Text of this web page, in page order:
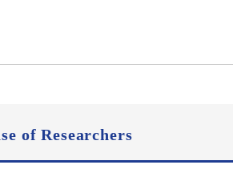
of Researchers